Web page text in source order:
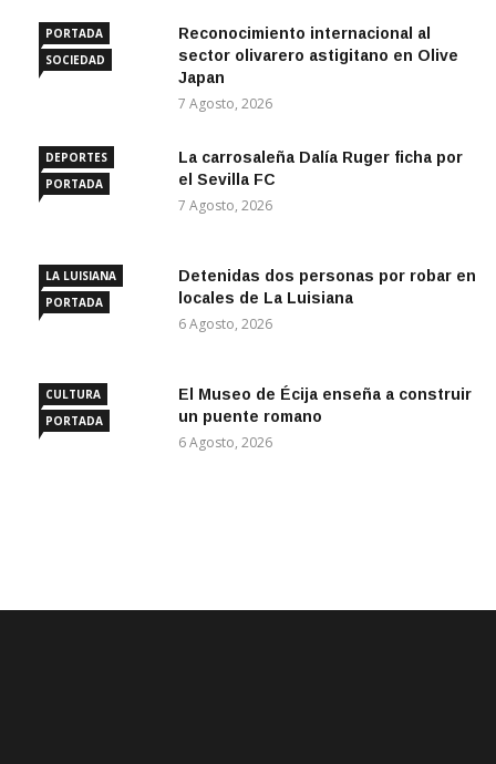
PORTADA
SOCIEDAD
Reconocimiento internacional al
sector olivarero astigitano en Olive
Japan
7 Agosto, 2026
DEPORTES
PORTADA
La carrosaleña Dalía Ruger ficha por
el Sevilla FC
7 Agosto, 2026
LA LUISIANA
PORTADA
Detenidas dos personas por robar en
locales de La Luisiana
6 Agosto, 2026
CULTURA
PORTADA
El Museo de Écija enseña a construir
un puente romano
6 Agosto, 2026